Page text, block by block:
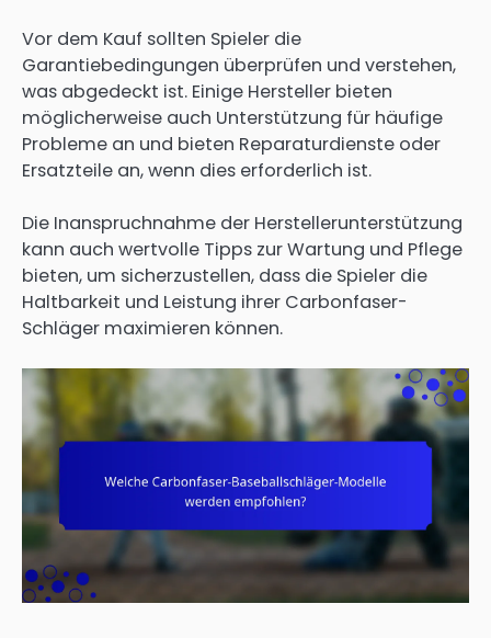
Vor dem Kauf sollten Spieler die
Garantiebedingungen überprüfen und verstehen,
was abgedeckt ist. Einige Hersteller bieten
möglicherweise auch Unterstützung für häufige
Probleme an und bieten Reparaturdienste oder
Ersatzteile an, wenn dies erforderlich ist.
Die Inanspruchnahme der Herstellerunterstützung
kann auch wertvolle Tipps zur Wartung und Pflege
bieten, um sicherzustellen, dass die Spieler die
Haltbarkeit und Leistung ihrer Carbonfaser-
Schläger maximieren können.